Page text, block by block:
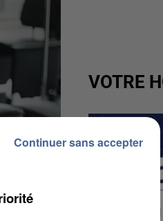
VOTRE
Continuer sans accepter